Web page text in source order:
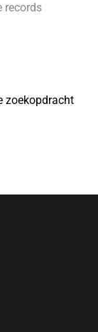
records
zoekopdracht